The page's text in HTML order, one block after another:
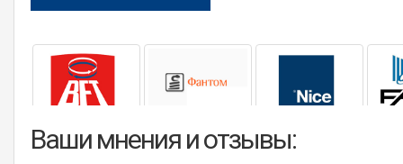
Ваши мнения и отзывы: